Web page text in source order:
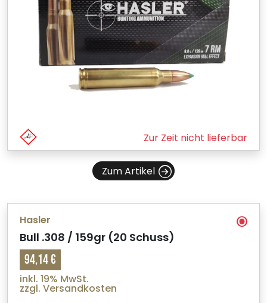
Zur Zeit nicht lieferbar
Zum Artikel
Hasler
Bull .308 / 159gr (20 Schuss)
94,14 €
inkl. 19% MwSt.
zzgl. Versandkosten